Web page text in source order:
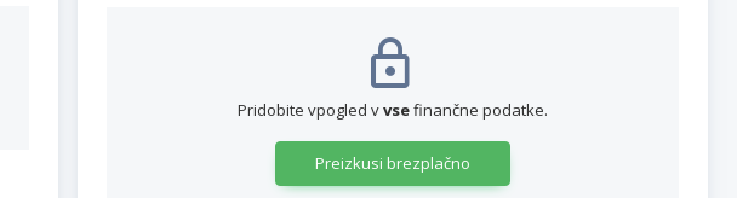
Pridobite vpogled vvsefinančne podatke.
Preizkusi brezplačno